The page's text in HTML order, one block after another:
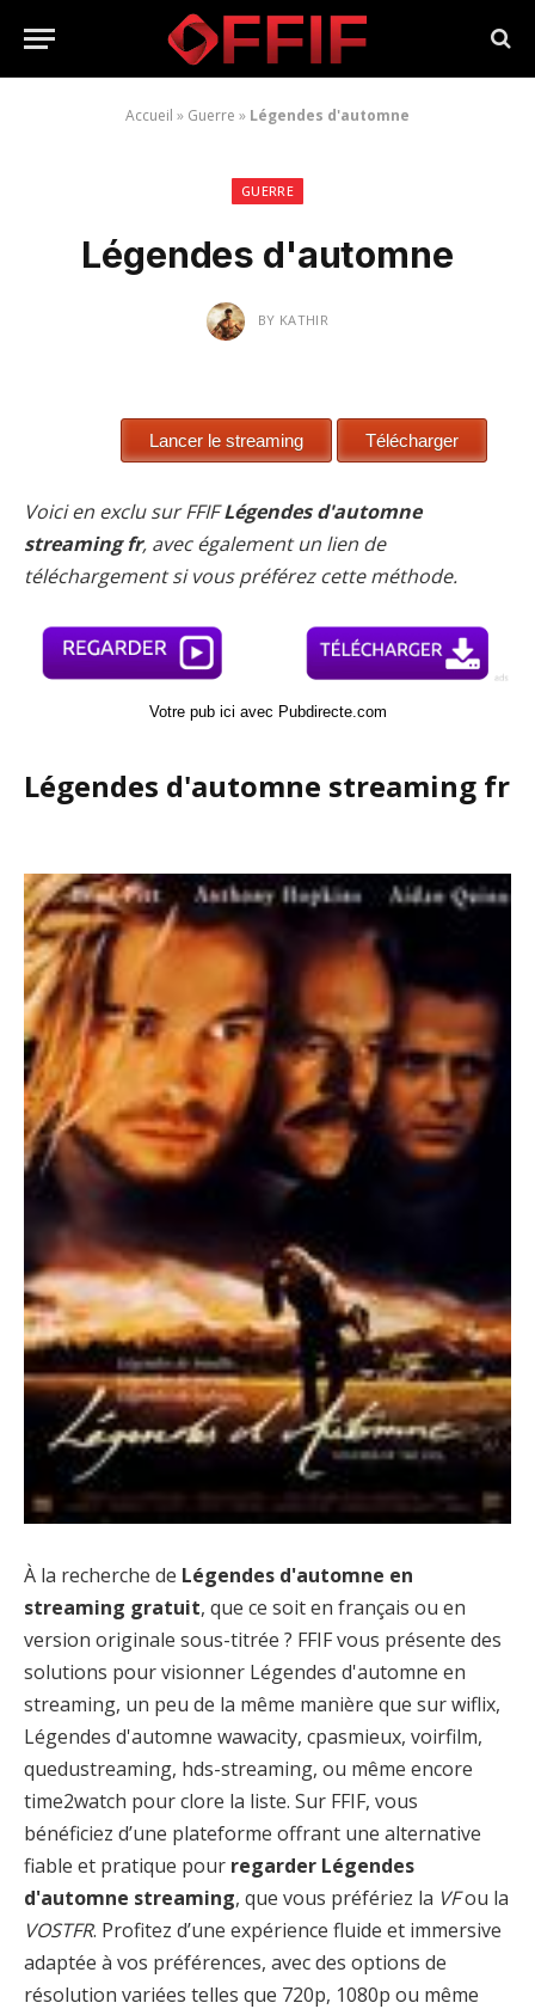
Accueil » Guerre » Légendes d'automne
GUERRE
Légendes d'automne
BY KATHIR
Voici en exclu sur FFIFLégendes d'automne
streaming fr, avec également un lien de
téléchargement si vous préférez cette méthode.
Votre pub ici avec Pubdirecte.com
Légendes d'automne streaming fr
À la recherche de Légendes d'automne en
streaming gratuit, que ce soit en français ou en
version originale sous-titrée ? FFIF vous présente des
solutions pour visionner Légendes d'automne en
streaming, un peu de la même manière que sur wiflix,
Légendes d'automne wawacity, cpasmieux, voirfilm,
quedustreaming, hds-streaming, ou même encore
time2watch pour clore la liste. Sur FFIF, vous
bénéficiez d’une plateforme offrant une alternative
fiable et pratique pour regarder Légendes
d'automne streaming, que vous préfériez la VFou la
VOSTFR. Profitez d’une expérience fluide et immersive
adaptée à vos préférences, avec des options de
résolution variées telles que 720p, 1080p ou même